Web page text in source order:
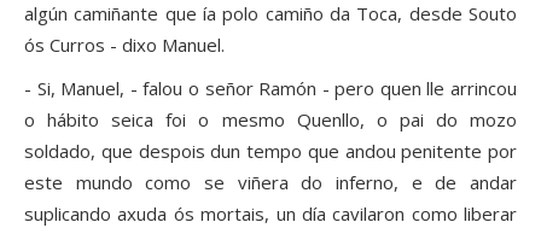
algún camiñante que ía polo camiño da Toca, desde Souto
ós Curros - dixo Manuel.
- Si, Manuel, - falou o señor Ramón - pero quen lle arrincou
o hábito seica foi o mesmo Quenllo, o pai do mozo
soldado, que despois dun tempo que andou penitente por
este mundo como se viñera do inferno, e de andar
suplicando axuda ós mortais, un día cavilaron como liberar